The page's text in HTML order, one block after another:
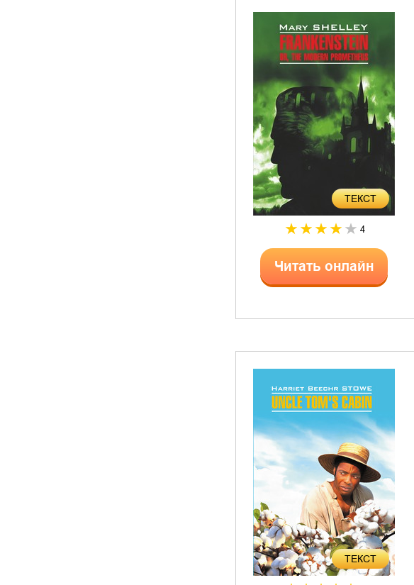
ТЕКСТ
4
Читать онлайн
ТЕКСТ